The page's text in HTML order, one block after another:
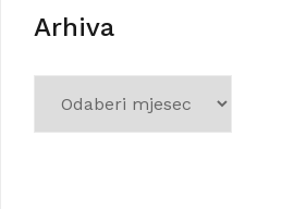
Arhiva